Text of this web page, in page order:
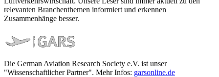
relevanten Branchenthemen informiert und erkennen
Zusammenhänge besser.
Die German Aviation Research Society e.V. ist unser
"Wissenschaftlicher Partner". Mehr Infos: garsonline.de